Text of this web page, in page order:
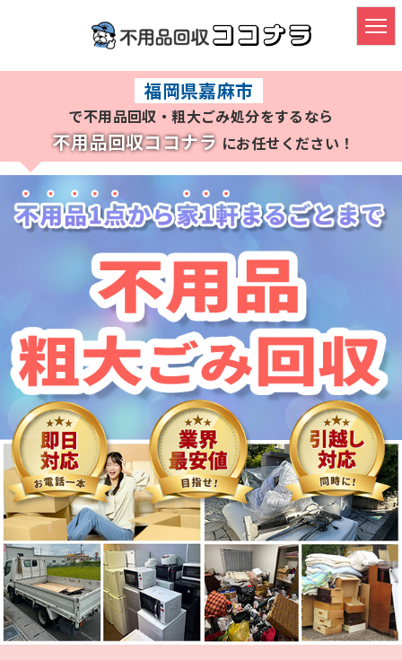
福岡県嘉麻市
で不用品回収・粗大ごみ処分をするなら
不用品回収ココナラ にお任せください！
HOME
不用品・粗大ごみ回収
ごみ屋敷の片付け
遺品整理・生前整理
料金プラン
よくある質問
対応実績
対応エリア